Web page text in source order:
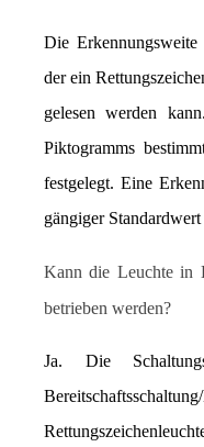
Die
der ein
gelesen werden
Piktogramms
festgelegt. Eine
gängiger
Kann die Leuchte in
betrieben werden?
Ja. Die